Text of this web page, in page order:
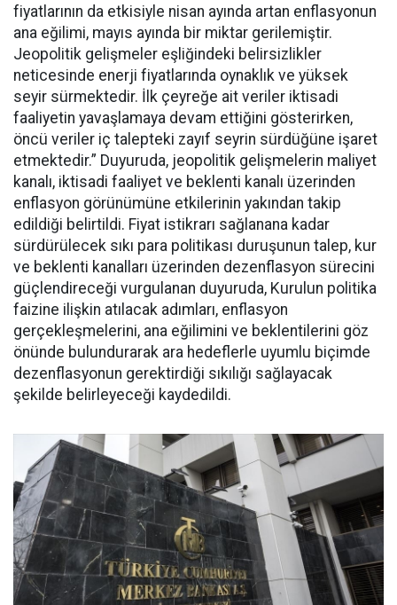
fiyatlarının da etkisiyle nisan ayında artan enflasyonun
ana eğilimi, mayıs ayında bir miktar gerilemiştir.
Jeopolitik gelişmeler eşliğindeki belirsizlikler
neticesinde enerji fiyatlarında oynaklık ve yüksek
seyir sürmektedir. İlk çeyreğe ait veriler iktisadi
faaliyetin yavaşlamaya devam ettiğini gösterirken,
öncü veriler iç talepteki zayıf seyrin sürdüğüne işaret
etmektedir.” Duyuruda, jeopolitik gelişmelerin maliyet
kanalı, iktisadi faaliyet ve beklenti kanalı üzerinden
enflasyon görünümüne etkilerinin yakından takip
edildiği belirtildi. Fiyat istikrarı sağlanana kadar
sürdürülecek sıkı para politikası duruşunun talep, kur
ve beklenti kanalları üzerinden dezenflasyon sürecini
güçlendireceği vurgulanan duyuruda, Kurulun politika
faizine ilişkin atılacak adımları, enflasyon
gerçekleşmelerini, ana eğilimini ve beklentilerini göz
önünde bulundurarak ara hedeflerle uyumlu biçimde
dezenflasyonun gerektirdiği sıkılığı sağlayacak
şekilde belirleyeceği kaydedildi.